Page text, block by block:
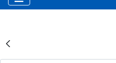
Risultati